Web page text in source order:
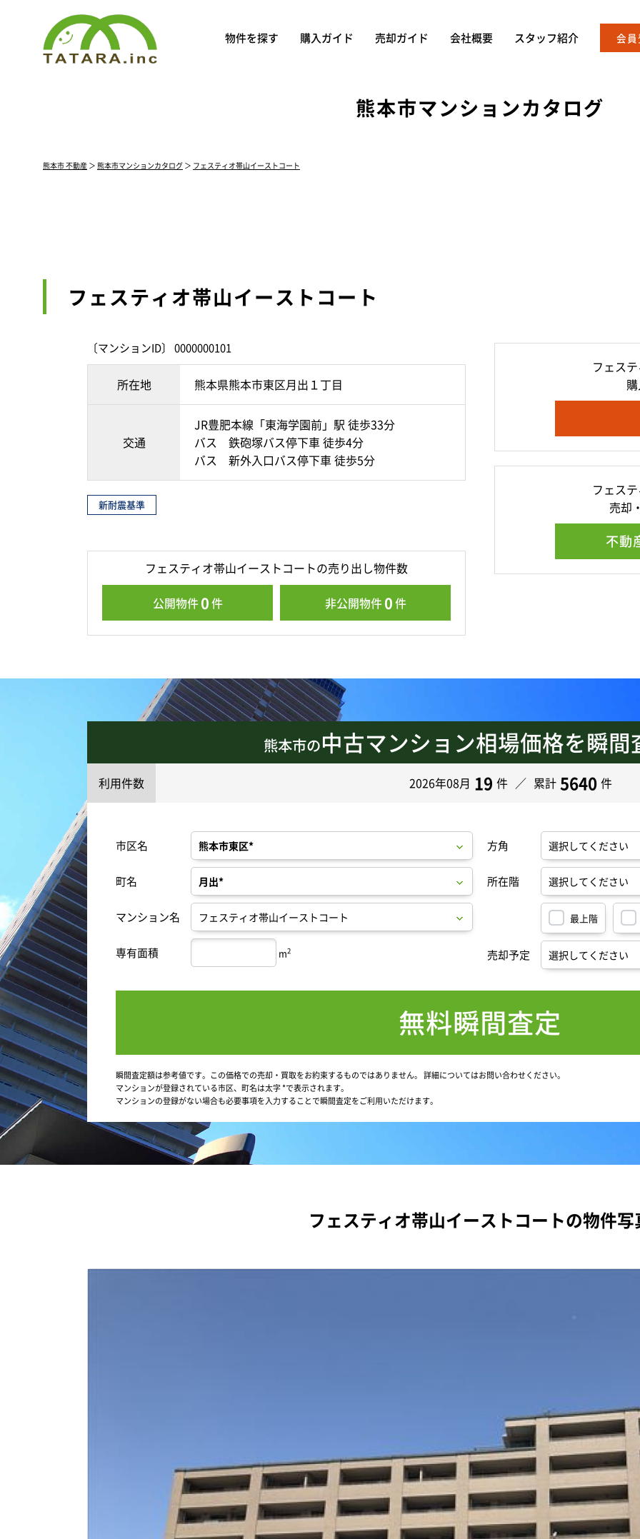
物件を探す 購入ガイド 売却ガイド 会社概要 スタッフ紹介 会
熊本市マンションカタログ
熊本市 不動産 ＞ 熊本市マンションカタログ ＞ フェスティオ帯山イーストコート
フェスティオ帯山イーストコート
〔マンションID〕 0000000101
所在地 熊本県熊本市東区月出１丁目
交通
JR豊肥本線「東海学園前」駅 徒歩33分
バス 鉄砲塚バス停下車 徒歩4分
バス 新外入口バス停下車 徒歩5分
新耐震基準
フェスティオ帯山イーストコートの売り出し物件数
公開物件0件 非公開物件0件
フェス
フェス
売却
不動
熊本市の中古マンション相場価格を瞬間
利用件数 2026年08月 19 件 累計 5640 件
市区名
町名
マンション名
専有面積 m2
方角
所在階
最上階
売却予定
無料瞬間査定
瞬間査定額は参考値です。この価格での売却・買取をお約束するものではありません。 詳細についてはお問い合わせください。
マンションが登録されている市区、町名は太字 *で表示されます。
マンションの登録がない場合も必要事項を入力することで瞬間査定をご利用いただけます。
フェスティオ帯山イーストコートの物件写